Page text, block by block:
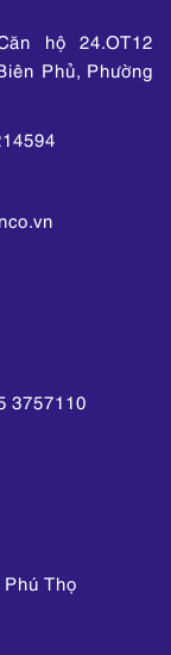
hộ 24.OT12
Phủ, Phường
3757110
Thọ